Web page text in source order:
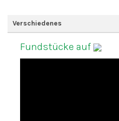
Verschiedenes
Fundstücke auf